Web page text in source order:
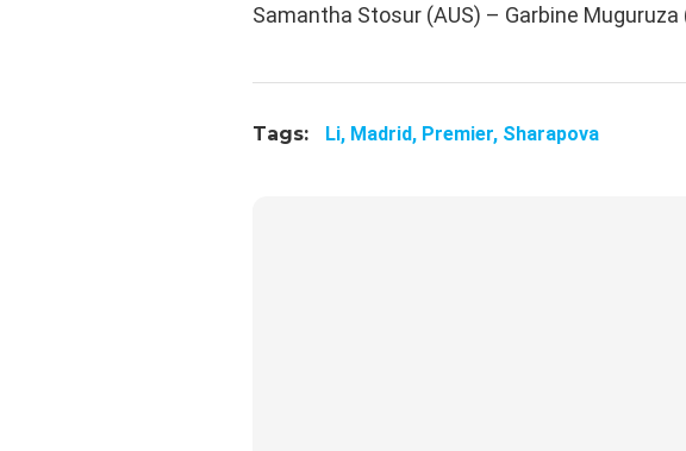
Samantha Stosur (AUS) – Garbine Muguruza
Tags: Li, Madrid, Premier, Sharapova